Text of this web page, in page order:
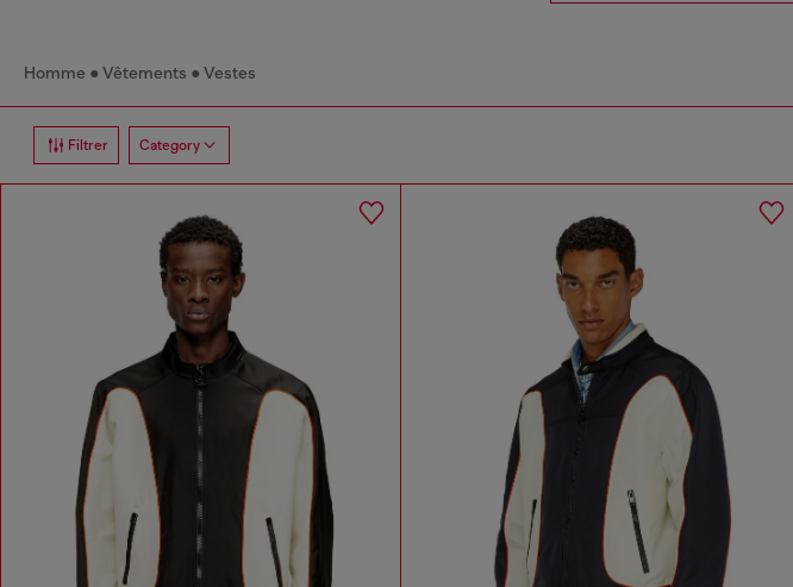
Homme Vêtements Vestes
Filtrer Category